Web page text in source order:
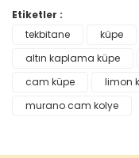
Etiketler :
tekbitane
küpe
altın kaplama küpe
cam küpe
limon
murano cam kolye